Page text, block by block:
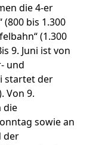
die 4-er
(800 bis 1.300
(1.300
9. Juni ist von
und
startet der
Von 9.
die
sowie an
der